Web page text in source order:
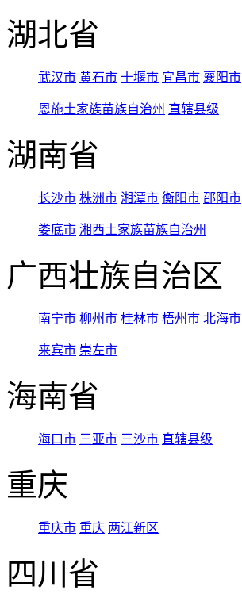
湖北省
武汉市 黄石市 十堰市 宜昌市 襄阳市
恩施土家族苗族自治州 直辖县级
湖南省
长沙市 株洲市 湘潭市 衡阳市 邵阳市
娄底市 湘西土家族苗族自治州
广西壮族自治区
南宁市 柳州市 桂林市 梧州市 北海市
来宾市 崇左市
海南省
海口市 三亚市 三沙市 直辖县级
重庆
重庆市 重庆 两江新区
四川省